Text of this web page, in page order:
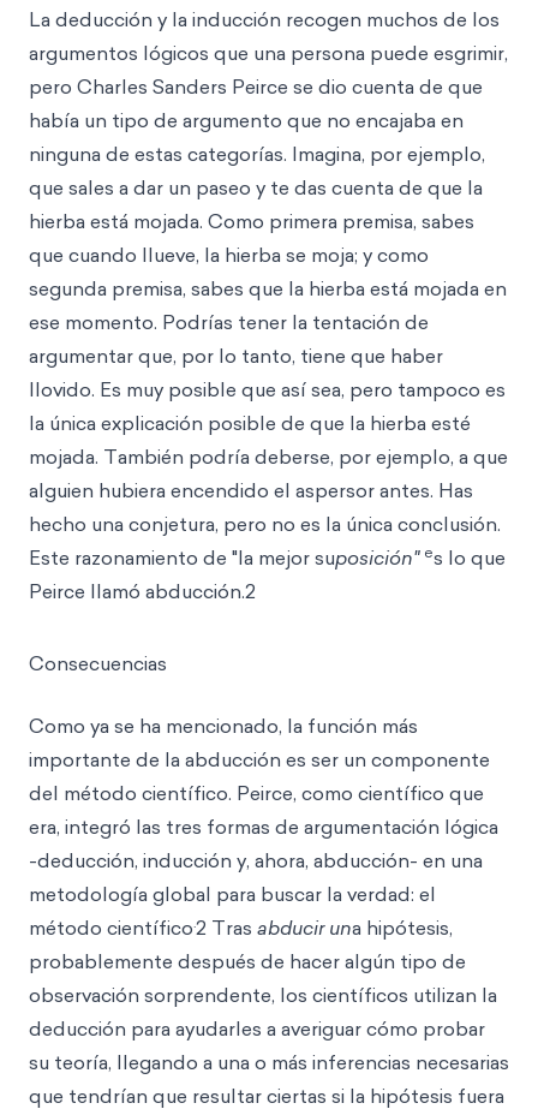
La deducción y la inducción recogen muchos de los
argumentos lógicos que una persona puede esgrimir,
pero Charles Sanders Peirce se dio cuenta de que
había un tipo de argumento que no encajaba en
ninguna de estas categorías. Imagina, por ejemplo,
que sales a dar un paseo y te das cuenta de que la
hierba está mojada. Como primera premisa, sabes
que cuando llueve, la hierba se moja; y como
segunda premisa, sabes que la hierba está mojada en
ese momento. Podrías tener la tentación de
argumentar que, por lo tanto, tiene que haber
llovido. Es muy posible que así sea, pero tampoco es
la única explicación posible de que la hierba esté
mojada. También podría deberse, por ejemplo, a que
alguien hubiera encendido el aspersor antes. Has
hecho una conjetura, pero no es la única conclusión.
Este razonamiento de "la mejor suposición" es lo que
Peirce llamó abducción.2
Consecuencias
Como ya se ha mencionado, la función más
importante de la abducción es ser un componente
del método científico. Peirce, como científico que
era, integró las tres formas de argumentación lógica
-deducción, inducción y, ahora, abducción- en una
metodología global para buscar la verdad: el
método científico.2 Tras abducir una hipótesis,
probablemente después de hacer algún tipo de
observación sorprendente, los científicos utilizan la
deducción para ayudarles a averiguar cómo probar
su teoría, llegando a una o más inferencias necesarias
que tendrían que resultar ciertas si la hipótesis fuera